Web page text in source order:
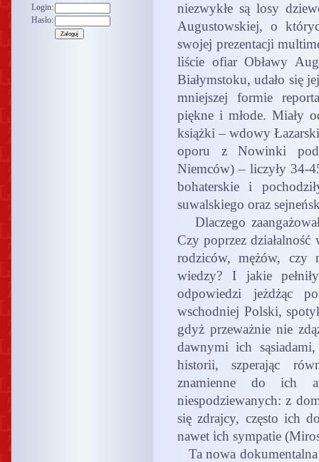
Login:
Hasło:
niezwykłe są losy
Augustowskiej, o
swojej prezentacji
liście ofiar Obławy
Białymstoku, udało się
mniejszej formie
piękne i młode. Miały
książki – wdowy
oporu z Nowinki pod
Niemców) – liczyły 34-
bohaterskie i
suwalskiego oraz
Dlaczego
Czy poprzez
rodziców, mężów, czy
wiedzy? I jakie
odpowiedzi jeżdżąc
wschodniej Polski,
gdyż przeważnie nie
dawnymi ich
historii, szperając
znamienne do ich
niespodziewanych: z
się zdrajcy, często ich
nawet ich sympatie
Ta nowa